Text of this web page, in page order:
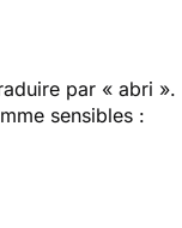
par « abri ».
sensibles :